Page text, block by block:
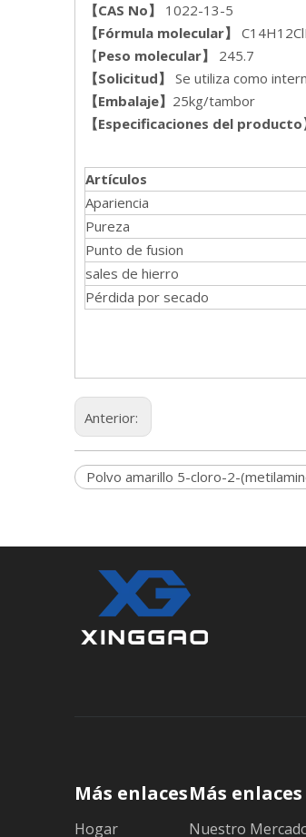
【CAS No】
1022-13-5
【Fórmula molecular】
【Peso molecular】
245.7
【Solicitud】
Se utiliza como
【Embalaje】 25kg/tambor
【Especificaciones del producto】
Artículos
Apariencia
Pureza
Punto de fusion
sales de hierro
Pérdida por secado
Anterior:
Polvo amarillo 5-cloro-2-
Más enlaces
Hogar
Más enlaces
Nuestro